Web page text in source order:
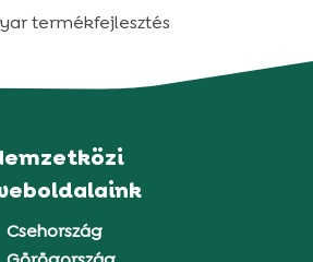
termékfejlesztés
Csehország